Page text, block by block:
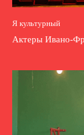
Я культурный
Актеры Ивано-